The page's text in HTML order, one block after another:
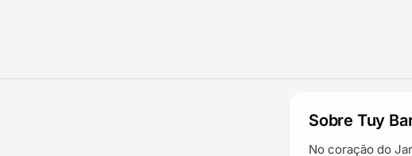
Sobre Tuy
No coração do